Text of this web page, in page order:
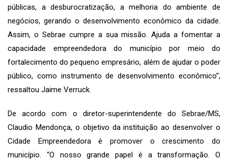
públicas, a desburocratização, a melhoria do ambiente de
negócios, gerando o desenvolvimento econômico da cidade.
Assim, o Sebrae cumpre a sua missão. Ajuda a fomentar a
capacidade empreendedora do município por meio do
fortalecimento do pequeno empresário, além de ajudar o poder
público, como instrumento de desenvolvimento econômico”,
ressaltou Jaime Verruck.
De acordo com o diretor-superintendente do Sebrae/MS,
Claudio Mendonça, o objetivo da instituição ao desenvolver o
Cidade Empreendedora é promover o crescimento do
município. “O nosso grande papel é a transformação. O